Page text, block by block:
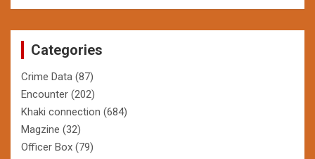
Categories
Crime Data (87)
Encounter (202)
Khaki connection (684)
Magzine (32)
Officer Box (79)